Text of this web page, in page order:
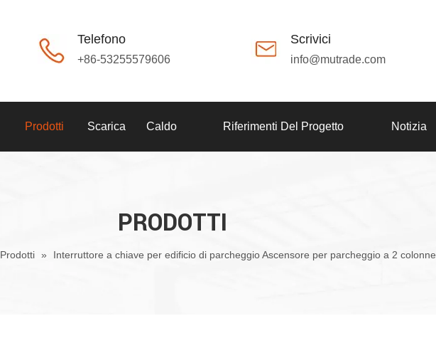
Telefono
+86-53255579606
Scrivici
info@mutrade.com
Prodotti Scarica Caldo Riferimenti Del Progetto Notizia
PRODOTTI
Prodotti » Interruttore a chiave per edificio di parcheggio Ascensore per parcheggio a 2 colonne